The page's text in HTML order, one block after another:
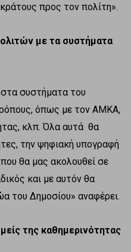
προς τον πολίτη».
με τα συστήματα
στα συστήματα του
όπως με τον ΑΜΚΑ,
κλπ. Όλα αυτά θα
την ψηφιακή υπογραφή
που θα μας ακολουθεί σε
και με αυτόν θα
του Δημοσίου» αναφέρει.
της καθημερινότητας